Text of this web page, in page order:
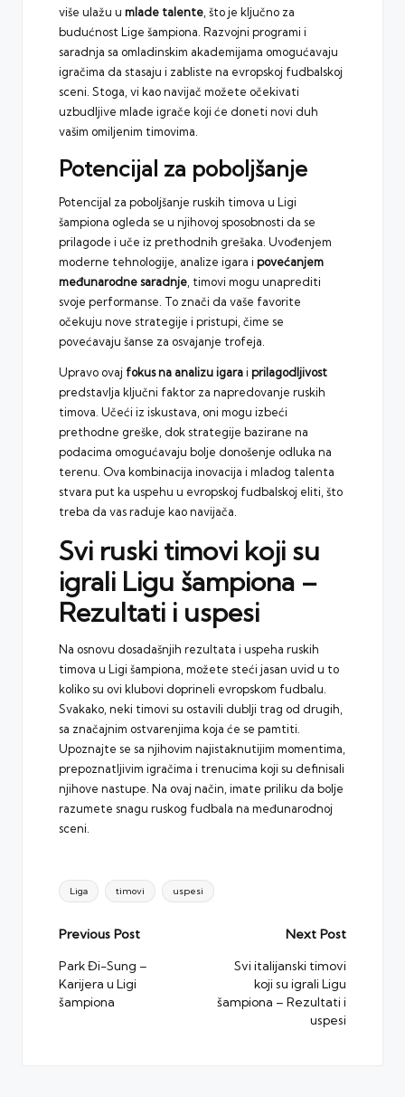
više ulažu u mlade talente , što je ključno za
budućnost Lige šampiona. Razvojni programi i
saradnja sa omladinskim akademijama omogućavaju
igračima da stasaju i zabliste na evropskoj fudbalskoj
sceni. Stoga, vi kao navijač možete očekivati
uzbudljive mlade igrače koji će doneti novi duh
vašim omiljenim timovima.
Potencijal za poboljšanje
Potencijal za poboljšanje ruskih timova u Ligi
šampiona ogleda se u njihovoj sposobnosti da se
prilagode i uče iz prethodnih grešaka. Uvođenjem
moderne tehnologije, analize igara i povećanjem
međunarodne saradnje , timovi mogu unaprediti
svoje performanse. To znači da vaše favorite
očekuju nove strategije i pristupi, čime se
povećavaju šanse za osvajanje trofeja.
Upravo ovaj fokus na analizu igarai prilagodljivost
predstavlja ključni faktor za napredovanje ruskih
timova. Učeći iz iskustava, oni mogu izbeći
prethodne greške, dok strategije bazirane na
podacima omogućavaju bolje donošenje odluka na
terenu. Ova kombinacija inovacija i mladog talenta
stvara put ka uspehu u evropskoj fudbalskoj eliti, što
treba da vas raduje kao navijača.
Svi ruski timovi koji su
igrali Ligu šampiona –
Rezultati i uspesi
Na osnovu dosadašnjih rezultata i uspeha ruskih
timova u Ligi šampiona, možete steći jasan uvid u to
koliko su ovi klubovi doprineli evropskom fudbalu.
Svakako, neki timovi su ostavili dublji trag od drugih,
sa značajnim ostvarenjima koja će se pamtiti.
Upoznajte se sa njihovim najistaknutijim momentima,
prepoznatljivim igračima i trenucima koji su definisali
njihove nastupe. Na ovaj način, imate priliku da bolje
razumete snagu ruskog fudbala na međunarodnoj
sceni.
Tags:
Liga timovi uspesi
Post
navigation
Previous Post
Park Đi-Sung –
Karijera u Ligi
šampiona
Next Post
Svi italijanski timovi
koji su igrali Ligu
šampiona – Rezultati i
uspesi